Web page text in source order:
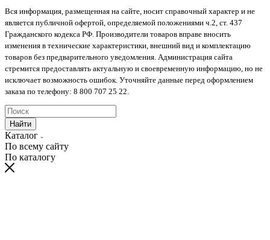
Вся информация, размещенная на сайте, носит справочный характер и не
является публичной офертой, определяемой положениями ч.2, ст. 437
Гражданского кодекса РФ. Производители товаров вправе вносить
изменения в технические характеристики, внешний вид и комплектацию
товаров без предварительного уведомления. Администрация сайта
стремится предоставлять актуальную и своевременную информацию, но не
исключает возможность ошибок. Уточняйте данные перед оформлением
заказа по телефону: 8 800 707 25 22.
Найти
Каталог
По всему сайту
По каталогу